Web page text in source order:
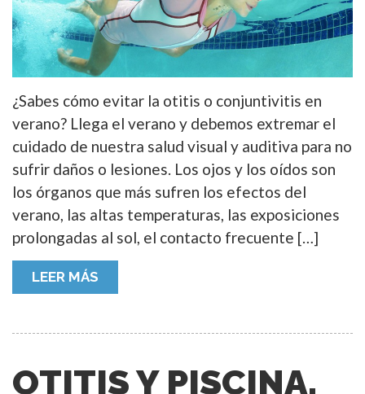
¿Sabes cómo evitar la otitis o conjuntivitis en
verano? Llega el verano y debemos extremar el
cuidado de nuestra salud visual y auditiva para no
sufrir daños o lesiones. Los ojos y los oídos son
los órganos que más sufren los efectos del
verano, las altas temperaturas, las exposiciones
prolongadas al sol, el contacto frecuente […]
LEER MÁS
OTITIS Y PISCINA,